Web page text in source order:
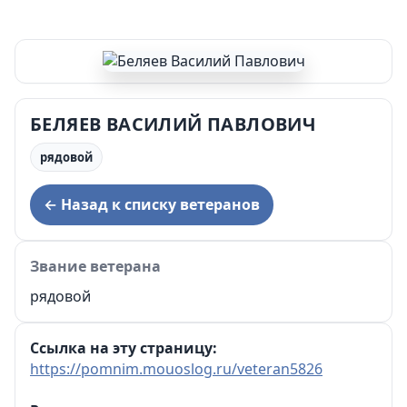
БЕЛЯЕВ ВАСИЛИЙ ПАВЛОВИЧ
рядовой
← Назад к списку ветеранов
Звание ветерана
рядовой
Ссылка на эту страницу:
https://pomnim.mouoslog.ru/veteran5826